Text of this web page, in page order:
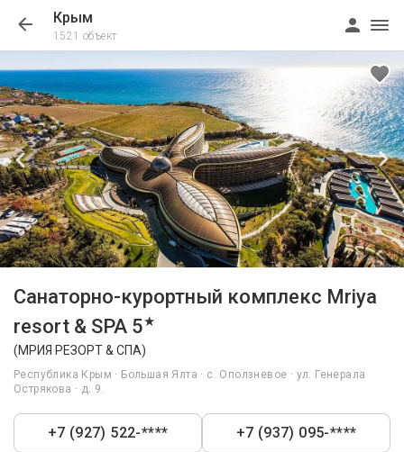
Крым
1521 объект
Санаторно-курортный комплекс Mriya
resort & SPA 5★
(МРИЯ РЕЗОРТ & СПА)
Республика Крым · Большая Ялта · c. Оползневое · ул. Генерала
Острякова · д. 9.
+7 (927) 522-**** +7 (937) 095-****